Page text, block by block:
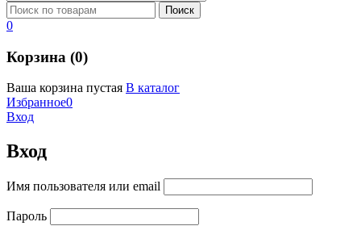
0
Корзина (0)
Ваша корзина пустая В каталог
Избранное0
Вход
Вход
Имя пользователя или email
Пароль